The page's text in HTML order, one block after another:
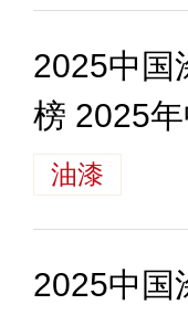
2025中国
榜 2025
一览
油漆
2025中国